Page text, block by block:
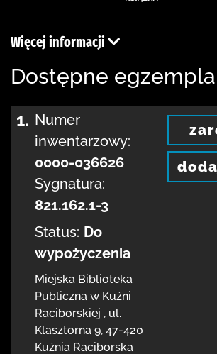
Więcej informacji
Dostępne
1. Numer
inwentarzowy:
0000-036626
Sygnatura:
821.162.1-3
Status: Do
wypożyczenia
Miejska Biblioteka
Publiczna w Kuźni
Raciborskiej , ul.
Klasztorna 9, 47-420
Kuźnia Raciborska